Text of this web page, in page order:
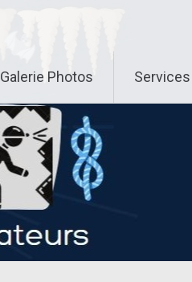
Galerie Photos